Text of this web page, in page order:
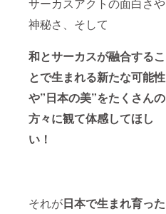
神秘さ、そして
和とサーカスが融合するこ
とで生まれる新たな可能性
や”日本の美”をたくさんの
方々に観て体感してほし
い！
それが日本で生まれ育った